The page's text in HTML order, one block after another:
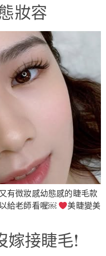
妝容
有微妝感幼態感的睫毛款
給老師看喔￼
美睫變美
嫁接睫毛!